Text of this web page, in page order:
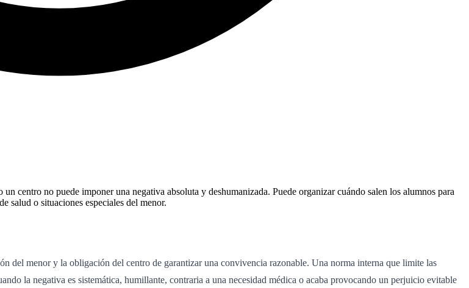
centro no puede imponer una negativa absoluta y deshumanizada. Puede organizar cuándo salen los alumnos para
salud o situaciones especiales del menor.
del menor y la obligación del centro de garantizar una convivencia razonable. Una norma interna que limite las
la negativa es sistemática, humillante, contraria a una necesidad médica o acaba provocando un perjuicio evitable